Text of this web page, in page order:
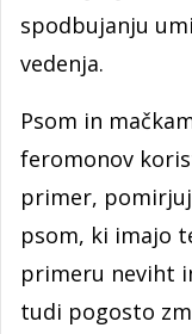
spodbujanju
vedenja.
Psom in
feromonov
primer,
psom, ki imajo
primeru neviht
tudi pogosto